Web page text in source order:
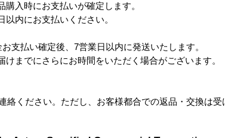
入時にお支払いが確定します。
内にお支払いください。
お支払い確定後、7営業日以内に発送いたします。
までにさらにお時間をいただく場合がございます。
ください。ただし、お客様都合での返品・交換は受